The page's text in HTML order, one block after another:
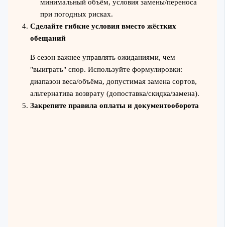
минимальный объём, условия замены/переноса
при погодных рисках.
Сделайте гибкие условия вместо жёстких
обещаний
В сезон важнее управлять ожиданиями, чем
"выиграть" спор. Используйте формулировки:
диапазон веса/объёма, допустимая замена сортов,
альтернатива возврату (допоставка/скидка/замена).
Закрепите правила оплаты и документооборота